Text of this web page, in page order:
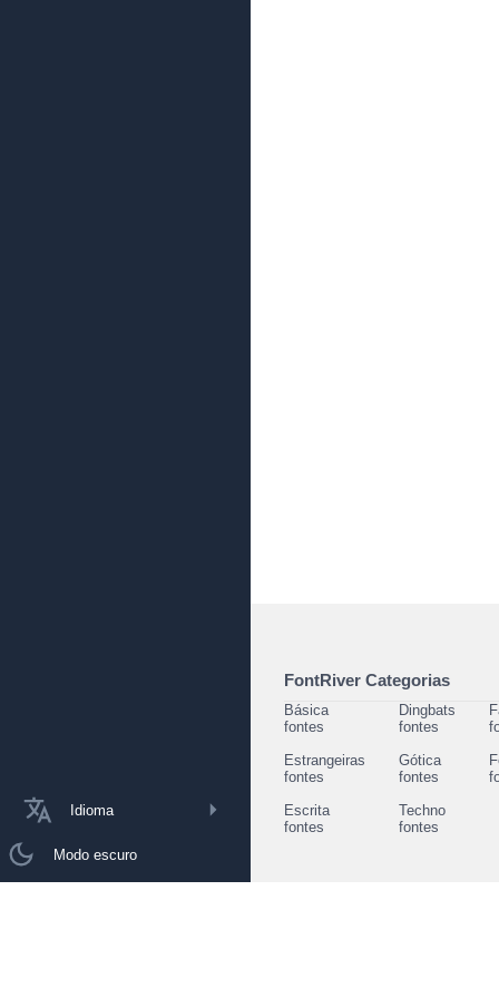
Idioma
Modo escuro
FontRiver Categorias
Básica
fontes
Dingbats
fontes
Estrangeiras
fontes
Gótica
fontes
Escrita
fontes
Techno
fontes